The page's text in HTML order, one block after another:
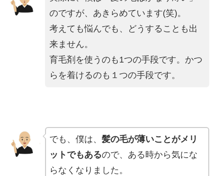
のですが、あきらめています(笑)。
考えても悩んでも、どうすることも出
来ません。
育毛剤を使うのも1つの手段です。かつ
らを着けるのも１つの手段です。
でも、僕は、 髪の毛が薄いことがメリ
ットでもあるので、ある時から気にな
らなくなりました。